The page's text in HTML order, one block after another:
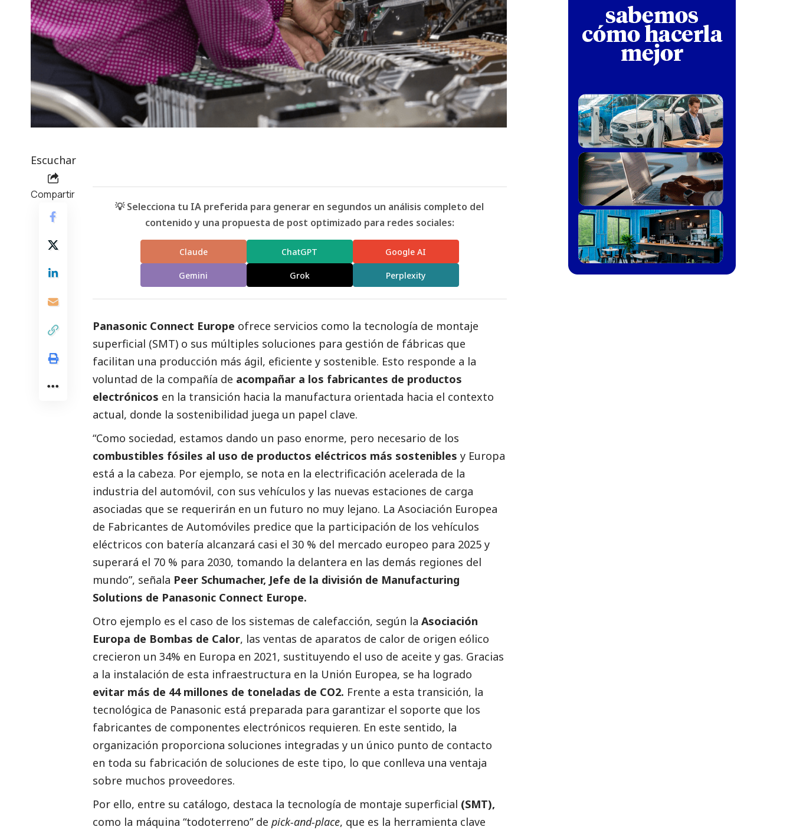
Escuchar
Compartir
💡 Selecciona tu IA preferida para generar en segundos un análisis completo del
contenido y una propuesta de post optimizado para redes sociales:
Claude ChatGPT Google AI
Gemini Grok Perplexity
Panasonic Connect Europe ofrece servicios como la tecnología de montaje
superficial (SMT) o sus múltiples soluciones para gestión de fábricas que
facilitan una producción más ágil, eficiente y sostenible. Esto responde a la
voluntad de la compañía de acompañar a los fabricantes de productos
electrónicos en la transición hacia la manufactura orientada hacia el contexto
actual, donde la sostenibilidad juega un papel clave.
“Como sociedad, estamos dando un paso enorme, pero necesario de los
combustibles fósiles al uso de productos eléctricos más sostenibles y Europa
está a la cabeza. Por ejemplo, se nota en la electrificación acelerada de la
industria del automóvil, con sus vehículos y las nuevas estaciones de carga
asociadas que se requerirán en un futuro no muy lejano. La Asociación Europea
de Fabricantes de Automóviles predice que la participación de los vehículos
eléctricos con batería alcanzará casi el 30 % del mercado europeo para 2025 y
superará el 70 % para 2030, tomando la delantera en las demás regiones del
mundo”, señala Peer Schumacher, Jefe de la división de Manufacturing
Solutions de Panasonic Connect Europe.
Otro ejemplo es el caso de los sistemas de calefacción, según la Asociación
Europa de Bombas de Calor, las ventas de aparatos de calor de origen eólico
crecieron un 34% en Europa en 2021, sustituyendo el uso de aceite y gas. Gracias
a la instalación de esta infraestructura en la Unión Europea, se ha logrado
evitar más de 44 millones de toneladas de CO2. Frente a esta transición, la
tecnológica de Panasonic está preparada para garantizar el soporte que los
fabricantes de componentes electrónicos requieren. En este sentido, la
organización proporciona soluciones integradas y un único punto de contacto
en toda su fabricación de soluciones de este tipo, lo que conlleva una ventaja
sobre muchos proveedores.
Por ello, entre su catálogo, destaca la tecnología de montaje superficial (SMT),
como la máquina “todoterreno” de pick-and-place, que es la herramienta clave